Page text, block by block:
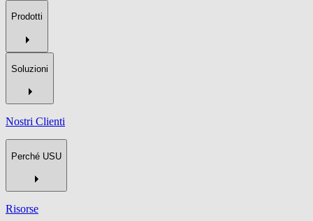
Prodotti
Soluzioni
Nostri Clienti
Perché USU
Risorse